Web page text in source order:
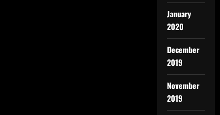
January
2020
December
2019
November
2019